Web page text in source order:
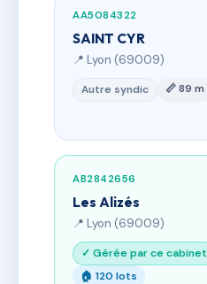
AA5084322
SAINT CYR
📍 Lyon (69009)
Autre syndic 📏 89 m
AB2842656
Les Alizés
📍 Lyon (69009)
✓ Gérée par ce cabinet
🏠 120 lots